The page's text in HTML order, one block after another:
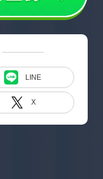
LINE
X